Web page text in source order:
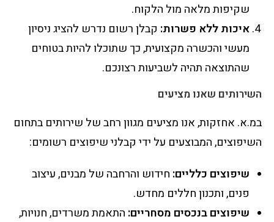
שקיפות מלאה מול הלקוח.
איכות ללא פשרות: קבלן רשום נדרש להציג ניסיון
מעשי והכשרה מקצועית, כך שתוכלו להיות בטוחים
שהתוצאה תהיה לשביעות רצונכם.
השירותים שאנו מציעים
במ.א. אחזקות, אנו מציעים מגוון רחב של שירותים בתחום
השיפוצים, המבוצעים על ידי קבלני שיפוצים רשומים:
שיפוצים כלליים: חידוש והרחבה של מבנים, עיצוב
פנים, ותכנון חללים מחדש.
שיפוצים בנכסים מסחריים: התאמת משרדים, חנויות,